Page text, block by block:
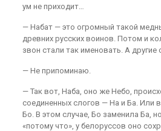
ум не приходит…
— Набат — это огромный такой
древних русских воинов. Потом и
звон стали так именовать. А другие
— Не припоминаю.
— Так вот, Наба, оно же Небо,
соединенных слогов — На и Ба. Или
Бо. В этом случае, Бо заменила Ба,
«потому что», у белоруссов оно